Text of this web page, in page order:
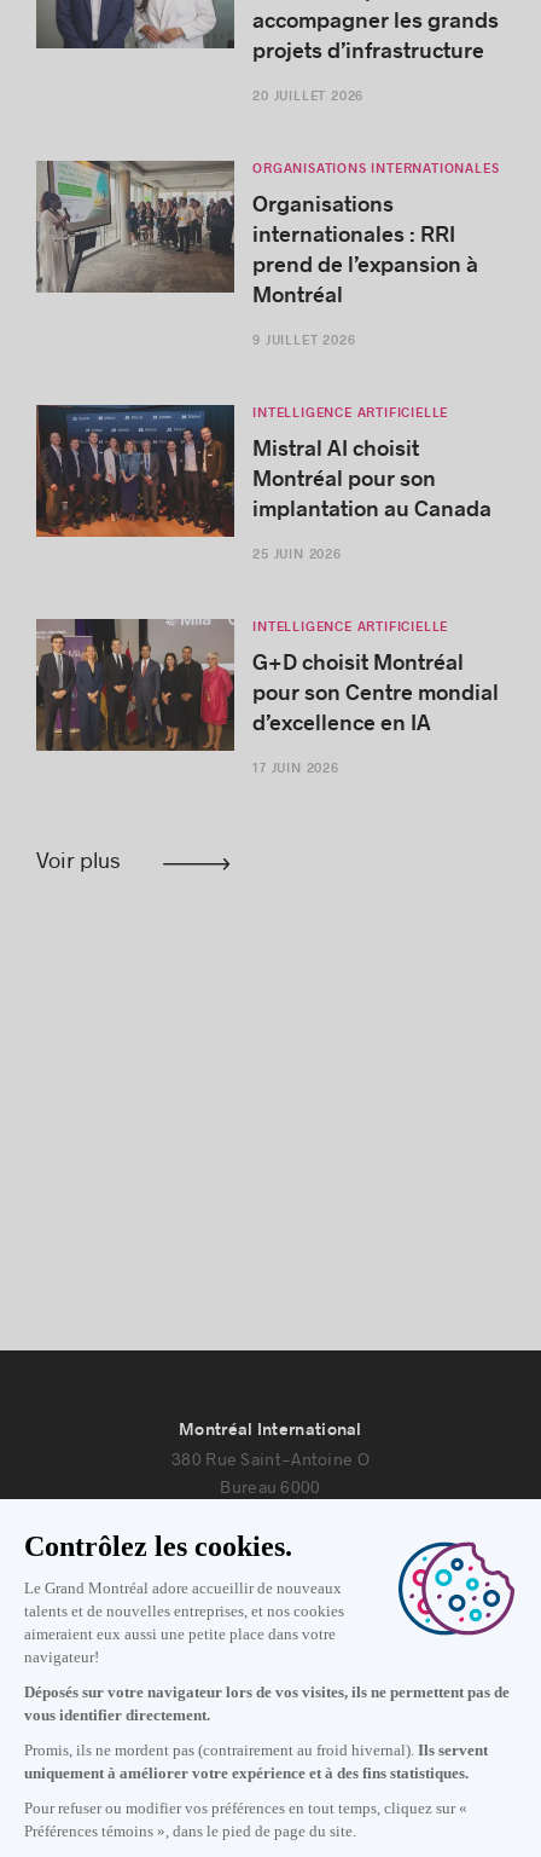
accompagner les grands
projets d’infrastructure
20 JUILLET 2026
ORGANISATIONS INTERNATIONALES
Organisations
internationales : RRI
prend de l’expansion à
Montréal
9 JUILLET 2026
INTELLIGENCE ARTIFICIELLE
Mistral AI choisit
Montréal pour son
implantation au Canada
25 JUIN 2026
INTELLIGENCE ARTIFICIELLE
G+D choisit Montréal
pour son Centre mondial
d’excellence en IA
17 JUIN 2026
Voir plus
S'abonner à notre infolettre
Montréal International
380 Rue Saint-Antoine O
Bureau 6000
Nous joindre
Lundi au vendredi de 8h30 à 17h.